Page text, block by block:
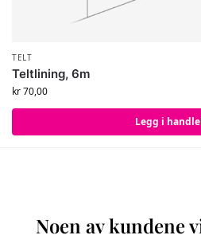
TELT
Teltlining, 6m
kr70,00
Legg i
Noen av kundene